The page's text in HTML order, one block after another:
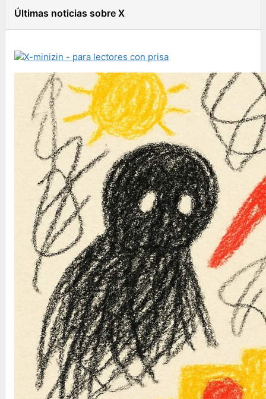
Últimas noticias sobre X